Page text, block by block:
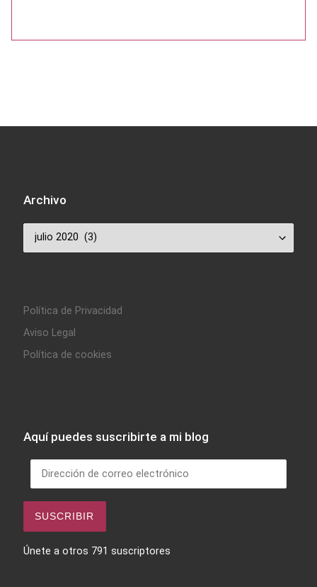
Archivo
Archivo
Política de Privacidad
Aviso Legal
Política de cookies
Aquí puedes suscribirte a mi blog
Dirección de correo electrónico
SUSCRIBIR
Únete a otros 791 suscriptores